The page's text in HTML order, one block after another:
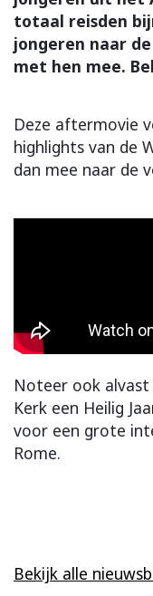
totaal reisden
jongeren naar
met hen mee.
Deze aftermovie
highlights van de
dan mee naar de
Noteer ook alvast
Kerk een Heilig
voor een grote
Rome.
Bekijk alle